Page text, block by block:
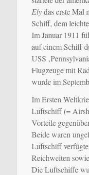
Elydas erste Mal
Schiff, dem
Im Januar 1911
auf einem Schiff
USS
Flugzeuge mit
wurde im
Im Ersten
Luftschiff (=
Vorteile
Beide waren
Luftschiff
Reichweiten
Die Luftschiffe